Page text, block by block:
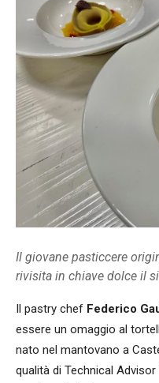
Il giovane pasticcere
rivisita in chiave dolce il
Il pastry chef Federico
essere un omaggio al
nato nel mantovano a
qualità di Technical Advisor